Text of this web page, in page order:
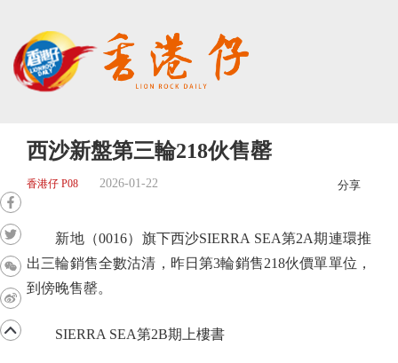
西沙新盤第三輪218伙售罄
香港仔 P08 2026-01-22 分享
新地（0016）旗下西沙SIERRA SEA第2A期連環推
出三輪銷售全數沽清，昨日第3輪銷售218伙價單單位，
到傍晚售罄。
SIERRA SEA第2B期上樓書